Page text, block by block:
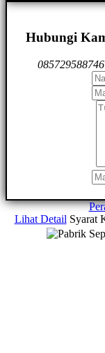
Hubungi
085729588746
Lihat Detail Syarat